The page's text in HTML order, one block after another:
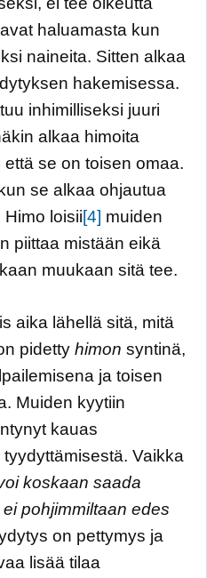
haluamasta kun
naineita. Sitten alkaa
hakemisessa.
inhimilliseksi juuri
alkaa himoita
se on toisen omaa.
se alkaa ohjautua
loisii[4] muiden
piittaa mistään eikä
muukaan sitä tee.
aika lähellä sitä, mitä
pidetty himon syntinä,
ja toisen
Muiden kyytiin
kauas
Vaikka
koskaan saada
pohjimmiltaan edes
on pettymys ja
lisää tilaa